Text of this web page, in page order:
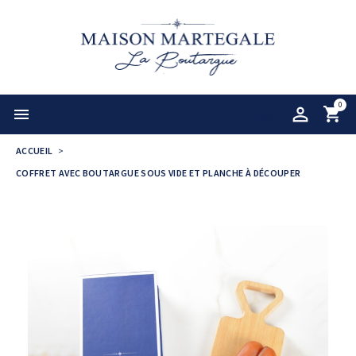

0
ACCUEIL
COFFRET AVEC BOUTARGUE SOUS VIDE ET PLANCHE À DÉCOUPER